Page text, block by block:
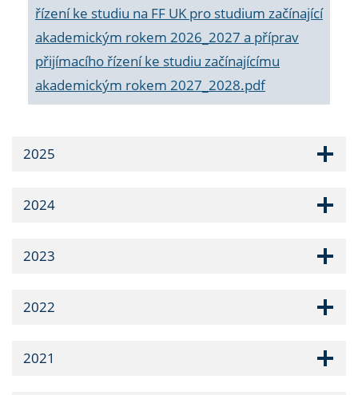
řízení ke studiu na FF UK pro studium začínající
akademickým rokem 2026_2027 a příprav
přijímacího řízení ke studiu začínajícímu
akademickým rokem 2027_2028.pdf
2025
2024
2023
2022
2021